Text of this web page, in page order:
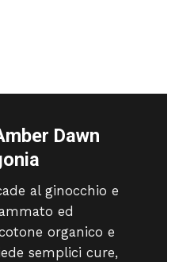
Dawn
al ginocchio e
ed
organico e
semplici cure,